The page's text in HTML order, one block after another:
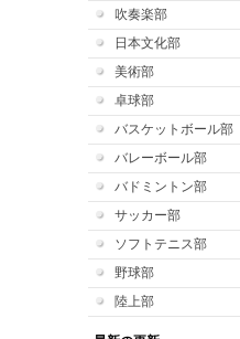
吹奏楽部
日本文化部
美術部
卓球部
バスケットボール部
バレーボール部
バドミントン部
サッカー部
ソフトテニス部
野球部
陸上部